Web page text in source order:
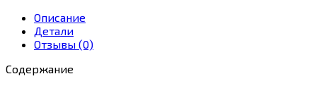
DESIRE
KV-
DS09CH-
Описание
Детали
Отзывы (0)
Содержание